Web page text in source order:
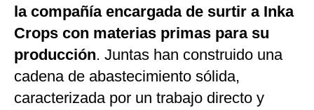
la compañía encargada de surtir a Inka
Crops con materias primas para su
producción. Juntas han construido una
cadena de abastecimiento sólida,
caracterizada por un trabajo directo y